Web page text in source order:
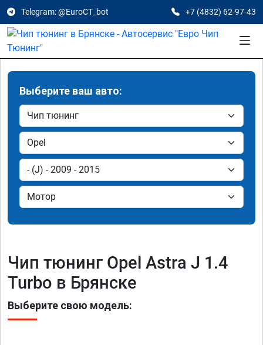
Telegram: @EuroCT_bot +7 (4832) 62-97-43
Выберите ваш авто:
Чип тюнинг Opel Astra J 1.4
Turbo в Брянске
Выберите свою модель: